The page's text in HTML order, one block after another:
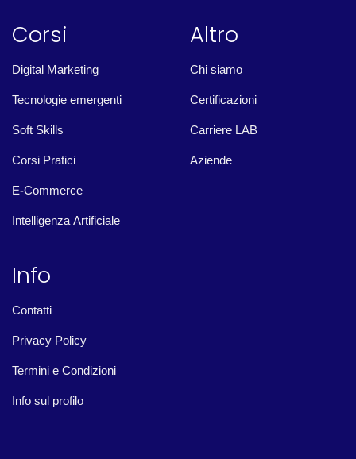
Corsi
Digital Marketing
Tecnologie emergenti
Soft Skills
Corsi Pratici
E-Commerce
Intelligenza Artificiale
Altro
Chi siamo
Certificazioni
Carriere LAB
Aziende
Info
Contatti
Privacy Policy
Termini e Condizioni
Info sul profilo